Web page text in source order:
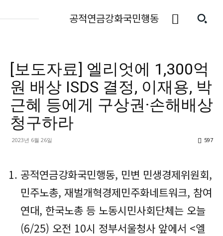
공적연금강화국민행동
[보도자료] 엘리엇에 1,300억
원 배상 ISDS 결정, 이재용, 박
근혜 등에게 구상권·손해배상
청구하라
2023년 6월 26일 597
공적연금강화국민행동, 민변 민생경제위원회,
민주노총, 재벌개혁경제민주화네트워크, 참여
연대, 한국노총 등 노동시민사회단체는 오늘
(6/25) 오전 10시 정부서울청사 앞에서 <엘